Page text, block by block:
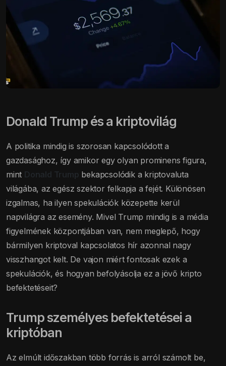
Donald Trump és a kriptovilág
A politika mindig is szorosan kapcsolódott a
gazdasághoz, így amikor egy olyan prominens figura,
mint Donald Trump bekapcsolódik a kriptovaluta
világába, az egész szektor felkapja a fejét. Különösen
izgalmas, ha ilyen spekulációk közepette kerül
napvilágra az esemény. Mivel Trump mindig is a média
figyelmének központjában van, nem meglepő, hogy
bármilyen kriptoval kapcsolatos hír azonnal nagy
visszhangot kelt. De vajon miért fontosak ezek a
spekulációk, és hogyan befolyásolja ez a jövő kripto
befektetéseit?
Trump személyes befektetései a
kriptóban
Az elmúlt időszakban több forrás is arról számolt be,